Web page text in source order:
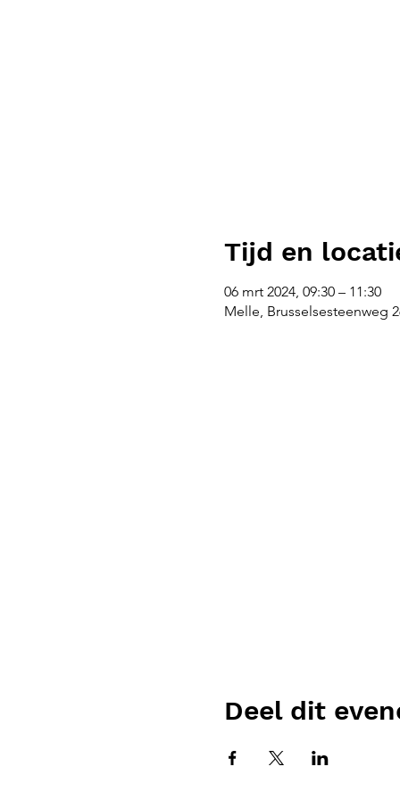
Tijd en
06 mrt 2024, 09:30 – 11:30
Melle, Brusselsesteenweg
Deel dit